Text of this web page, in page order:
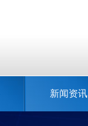
新闻资讯